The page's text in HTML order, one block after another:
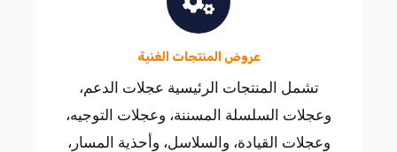
عروض المنتجات الغنية
تشمل المنتجات الرئيسية عجلات الدعم،
وعجلات السلسلة المسننة، وعجلات التوجيه،
وعجلات القيادة، والسلاسل، وأحذية المسار،